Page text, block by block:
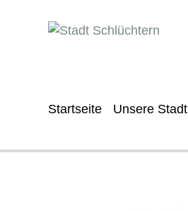
Startseite Unsere Stadt